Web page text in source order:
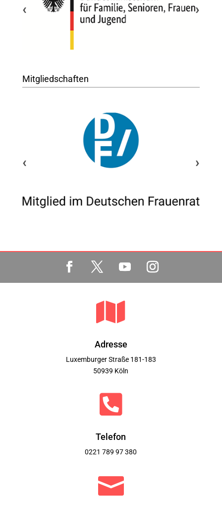
‹ ›
Mitgliedschaften
‹ ›

Adresse
Luxemburger Straße 181-183
50939 Köln

Telefon
0221 789 97 380
